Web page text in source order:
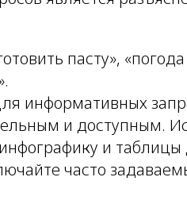
пасту»,
информативных
и доступным.
и таблицы
часто